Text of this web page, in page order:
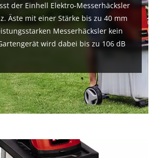
der Einhell Elektro-Messerhäcksler
Äste mit einer Stärke bis zu 40 mm
Messerhäcksler kein
wird dabei bis zu 106 dB